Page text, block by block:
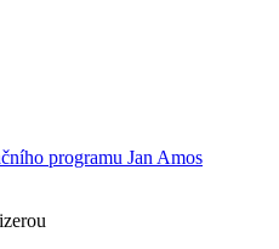
programu Jan Amos